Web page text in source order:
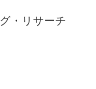
・リサーチ